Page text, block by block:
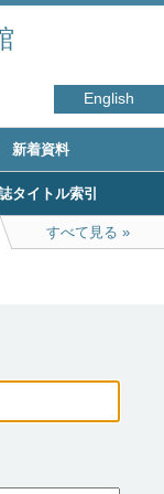
English
新着資料
タイトル索引
すべて見る